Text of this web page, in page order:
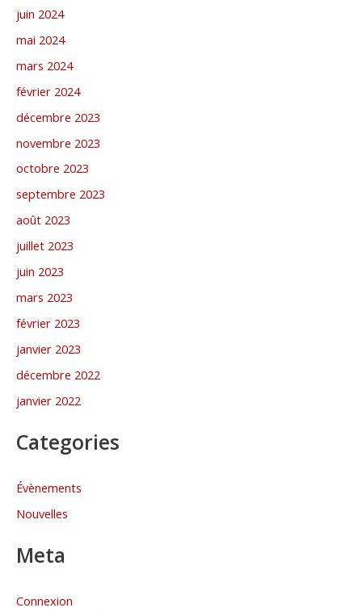
juin 2024
mai 2024
mars 2024
février 2024
décembre 2023
novembre 2023
octobre 2023
septembre 2023
août 2023
juillet 2023
juin 2023
mars 2023
février 2023
janvier 2023
décembre 2022
janvier 2022
Categories
Évènements
Nouvelles
Meta
Connexion